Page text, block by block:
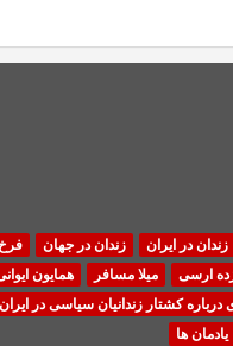
زندان در ایران زندان در جهان
ارسی میلا مسافر
همایون
کشتار زندانیان سیاسی در ایران
یادمان ها